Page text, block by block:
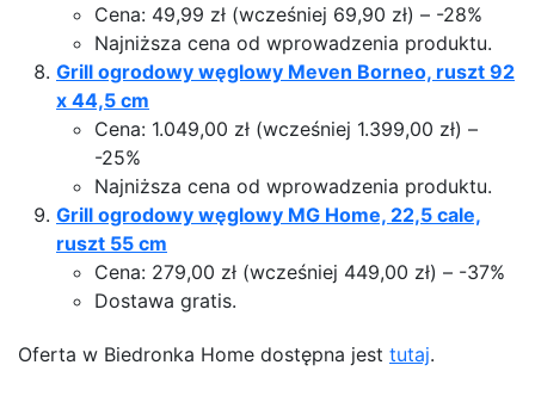
Cena: 49,99 zł (wcześniej 69,90 zł) – -28%
Najniższa cena od wprowadzenia produktu.
Grill ogrodowy węglowy Meven Borneo, ruszt 92
x 44,5 cm
Cena: 1.049,00 zł (wcześniej 1.399,00 zł) –
-25%
Najniższa cena od wprowadzenia produktu.
Grill ogrodowy węglowy MG Home, 22,5 cale,
ruszt 55 cm
Cena: 279,00 zł (wcześniej 449,00 zł) – -37%
Dostawa gratis.
Oferta w Biedronka Home dostępna jest tutaj.